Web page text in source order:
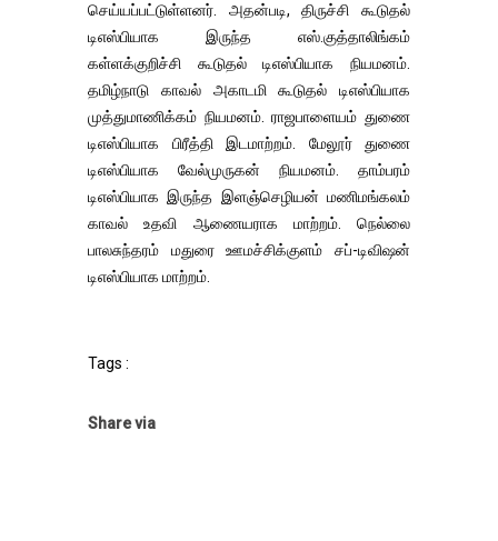
செய்யப்பட்டுள்ளனர். அதன்படி, திருச்சி கூடுதல்
டிஎஸ்பியாக இருந்த எஸ்.குத்தாலிங்கம்
கள்ளக்குறிச்சி கூடுதல் டிஎஸ்பியாக நியமனம்.
தமிழ்நாடு காவல் அகாடமி கூடுதல் டிஎஸ்பியாக
முத்துமாணிக்கம் நியமனம். ராஜபாளையம் துணை
டிஎஸ்பியாக பிரீத்தி இடமாற்றம். மேலூர் துணை
டிஎஸ்பியாக வேல்முருகன் நியமனம். தாம்பரம்
டிஎஸ்பியாக இருந்த இளஞ்செழியன் மணிமங்கலம்
காவல் உதவி ஆணையராக மாற்றம். நெல்லை
பாலசுந்தரம் மதுரை ஊமச்சிக்குளம் சப்-டிவிஷன்
டிஎஸ்பியாக மாற்றம்.
Tags :
Share via